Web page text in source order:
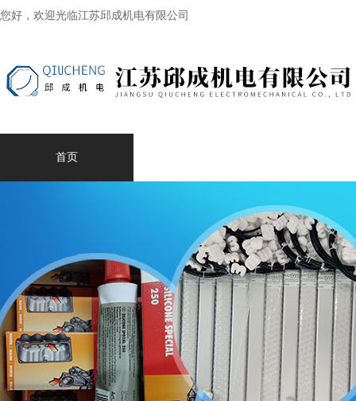
您好，欢迎光临江苏邱成机电有限公司
首页